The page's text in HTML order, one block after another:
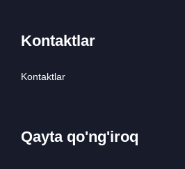
Kontaktlar
Kontaktlar
Qayta qo'ng'iroq